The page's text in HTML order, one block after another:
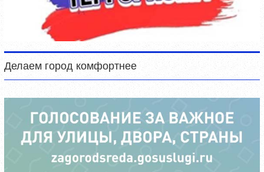
Делаем город комфортнее